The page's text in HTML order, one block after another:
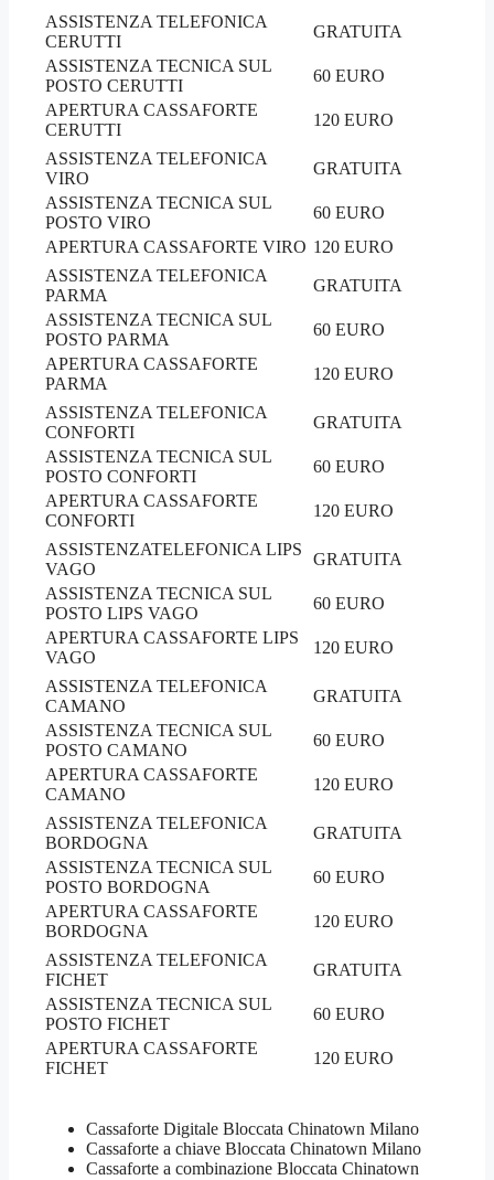
ASSISTENZA TELEFONICA
CERUTTI
GRATUITA
ASSISTENZA TECNICA SUL
POSTO CERUTTI
60 EURO
APERTURA CASSAFORTE
CERUTTI
120 EURO
ASSISTENZA TELEFONICA
VIRO
GRATUITA
ASSISTENZA TECNICA SUL
POSTO VIRO
60 EURO
APERTURA CASSAFORTE VIRO 120 EURO
ASSISTENZA TELEFONICA
PARMA
GRATUITA
ASSISTENZA TECNICA SUL
POSTO PARMA
60 EURO
APERTURA CASSAFORTE
PARMA
120 EURO
ASSISTENZA TELEFONICA
CONFORTI
GRATUITA
ASSISTENZA TECNICA SUL
POSTO CONFORTI
60 EURO
APERTURA CASSAFORTE
CONFORTI
120 EURO
ASSISTENZATELEFONICA LIPS
VAGO
GRATUITA
ASSISTENZA TECNICA SUL
POSTO LIPS VAGO
60 EURO
APERTURA CASSAFORTE LIPS
VAGO
120 EURO
ASSISTENZA TELEFONICA
CAMANO
GRATUITA
ASSISTENZA TECNICA SUL
POSTO CAMANO
60 EURO
APERTURA CASSAFORTE
CAMANO
120 EURO
ASSISTENZA TELEFONICA
BORDOGNA
GRATUITA
ASSISTENZA TECNICA SUL
POSTO BORDOGNA
60 EURO
APERTURA CASSAFORTE
BORDOGNA
120 EURO
ASSISTENZA TELEFONICA
FICHET
GRATUITA
ASSISTENZA TECNICA SUL
POSTO FICHET
60 EURO
APERTURA CASSAFORTE
FICHET
120 EURO
Cassaforte Digitale Bloccata Chinatown Milano
Cassaforte a chiave Bloccata Chinatown Milano
Cassaforte a combinazione Bloccata Chinatown